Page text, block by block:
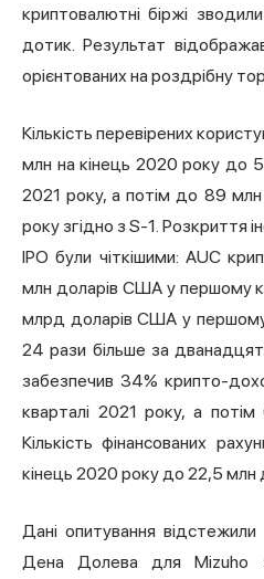
криптовалютні біржі
дотик. Результат
орієнтованих на роздрібну
Кількість перевірених
млн на кінець 2020 року до
2021 року, а потім до 89
року згідно з S-1. Розкриття
IPO були чіткішими: AUC
млн доларів США у першому
млрд доларів США у
24 рази більше за
забезпечив 34% крипто-
кварталі 2021 року, а
Кількість фінансованих
кінець 2020 року до 22,5 млн
Дані опитування
Дена Долева для Mizuho